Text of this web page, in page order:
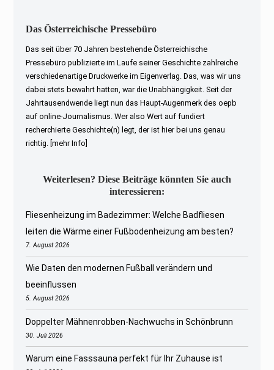
Das Österreichische Pressebüro
Das seit über 70 Jahren bestehende Österreichische
Pressebüro publizierte im Laufe seiner Geschichte zahlreiche
verschiedenartige Druckwerke im Eigenverlag. Das, was wir uns
dabei stets bewahrt hatten, war die Unabhängigkeit. Seit der
Jahrtausendwende liegt nun das Haupt-Augenmerk des oepb
auf online-Journalismus. Wer also Wert auf fundiert
recherchierte Geschichte(n) legt, der ist hier bei uns genau
richtig.
[mehr Info]
Weiterlesen? Diese Beiträge könnten Sie auch
interessieren:
Fliesenheizung im Badezimmer: Welche Badfliesen
leiten die Wärme einer Fußbodenheizung am besten?
7. August 2026
Wie Daten den modernen Fußball verändern und
beeinflussen
5. August 2026
Doppelter Mähnenrobben-Nachwuchs in Schönbrunn
30. Juli 2026
Warum eine Fasssauna perfekt für Ihr Zuhause ist